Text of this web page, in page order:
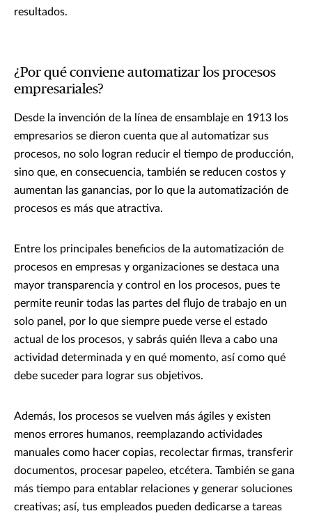
resultados.
¿Por qué conviene automatizar los procesos
empresariales?
Desde la invención de la línea de ensamblaje en 1913 los
empresarios se dieron cuenta que al automatizar sus
procesos, no solo logran reducir el tiempo de producción,
sino que, en consecuencia, también se reducen costos y
aumentan las ganancias, por lo que la automatización de
procesos es más que atractiva.
Entre los principales beneficios de la automatización de
procesos en empresas y organizaciones se destaca una
mayor transparencia y control en los procesos, pues te
permite reunir todas las partes del flujo de trabajo en un
solo panel, por lo que siempre puede verse el estado
actual de los procesos, y sabrás quién lleva a cabo una
actividad determinada y en qué momento, así como qué
debe suceder para lograr sus objetivos.
Además, los procesos se vuelven más ágiles y existen
menos errores humanos, reemplazando actividades
manuales como hacer copias, recolectar firmas, transferir
documentos, procesar papeleo, etcétera. También se gana
más tiempo para entablar relaciones y generar soluciones
creativas; así, tus empleados pueden dedicarse a tareas